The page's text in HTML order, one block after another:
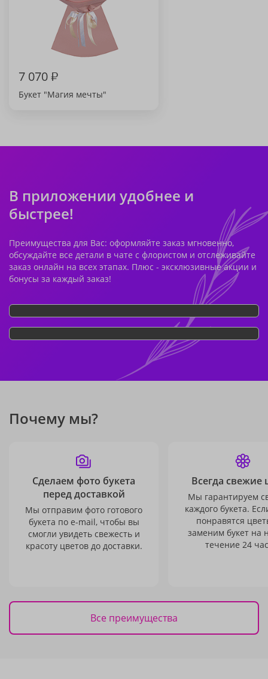
7 070₽
Букет "Магия мечты"
В приложении удобнее и
быстрее!
Преимущества для Вас: оформляйте заказ мгновенно,
обсуждайте все детали в чате с флористом и отслеживайте
заказ онлайн на всех этапах. Плюс - эксклюзивные акции и
бонусы за каждый заказ!
Почему мы?
Сделаем фото букета
перед доставкой
Мы отправим фото готового
букета по e-mail, чтобы вы
смогли увидеть свежесть и
красоту цветов до доставки.
Всегда свежие
Мы гарантируем
каждого букета.
понравятся
заменим букет на
течение 24
Все преимущества